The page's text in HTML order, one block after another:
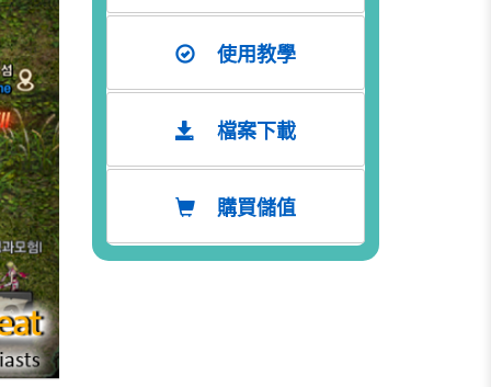
使用教學
檔案下載
購買儲值